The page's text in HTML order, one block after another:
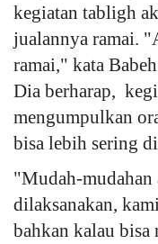
kegiatan tabligh
jualannya ramai.
ramai," kata
Dia berharap,
mengumpulkan
bisa lebih sering
"Mudah-mudahan
dilaksanakan,
bahkan kalau